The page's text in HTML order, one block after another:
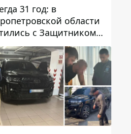
31 год: в
области
с Защитником
Репиным